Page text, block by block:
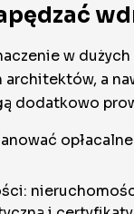
w
a
dodatkowo